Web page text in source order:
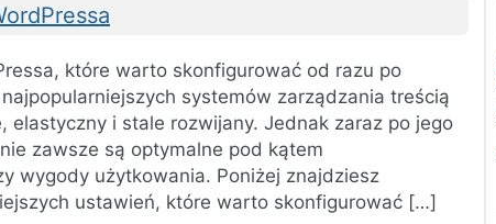
które warto skonfigurować od razu po
systemów zarządzania treścią
elastyczny i stale rozwijany. Jednak zaraz po jego
zawsze są optymalne pod kątem
wygody użytkowania. Poniżej znajdziesz
ustawień, które warto skonfigurować […]